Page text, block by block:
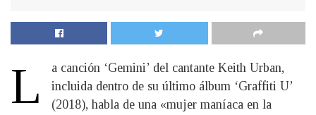
L
a canción ‘Gemini’ del cantante Keith Urban,
incluida dentro de su último álbum ‘Graffiti U’
(2018), habla de una «mujer maníaca en la